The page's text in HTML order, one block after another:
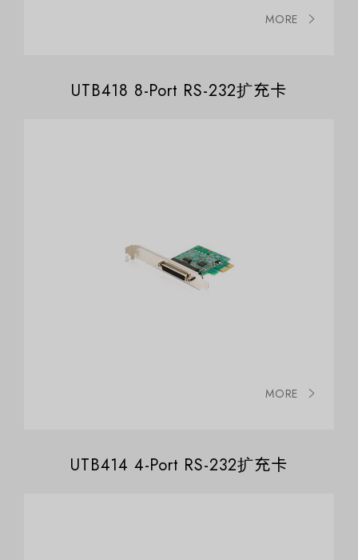
MORE
UTB418 8-Port RS-232扩充卡
MORE
UTB414 4-Port RS-232扩充卡